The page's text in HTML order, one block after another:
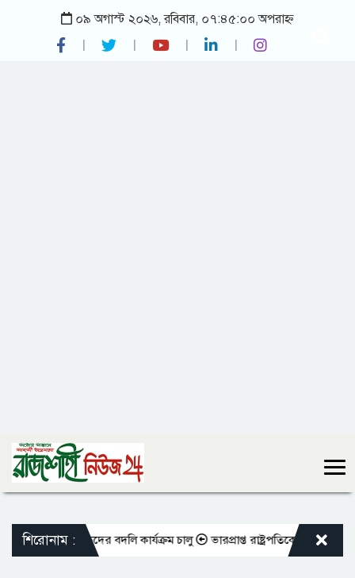
০৯ অগাস্ট ২০২৬, রবিবার, ০৭:৪৫:০০ অপরাহ্ন
শিরোনাম :
শিক্ষকদের বদলি কার্যক্রম চালু ভারপ্রাপ্ত রাষ্ট্রপতিকে শুভেচ্ছা